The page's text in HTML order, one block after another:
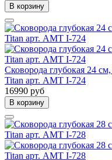
В корзину
Сковорода глубокая 24
Titan арт. AMT I-724
16990 руб
В корзину